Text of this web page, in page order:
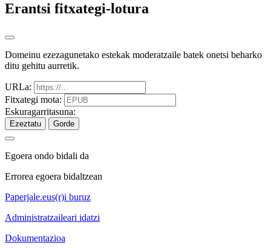
Erantsi fitxategi-lotura
Domeinu ezezagunetako estekak moderatzaile batek onetsi beharko
ditu gehitu aurretik.
URLa:
Fitxategi mota:
Eskuragarritasuna:
Ezeztatu Gorde
Egoera ondo bidali da
Errorea egoera bidaltzean
Paperjale.eus(r)i buruz
Administratzaileari idatzi
Dokumentazioa